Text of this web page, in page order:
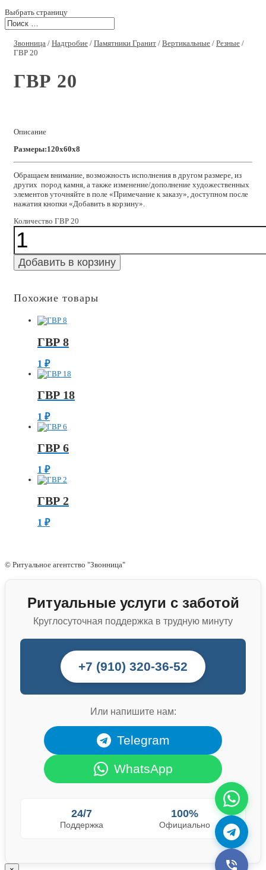
Выбрать страницу
Звонница / Надгробие / Памятники Гранит / Вертикальные / Резные /
ГВР 20
ГВР 20
Описание
Размеры:120x60x8
Обращаем внимание, возможность исполнения в другом размере, из
других пород камня, а также изменение/дополнение художественных
элементов уточняйте в поле «Примечание к заказу», доступном после
нажатия кнопки «Добавить в корзину».
Количество ГВР 20
Добавить в корзину
Похожие товары
ГВР 8
1 ₽
ГВР 18
1 ₽
ГВР 6
1 ₽
ГВР 2
1 ₽
© Ритуальное агентство "Звонница"
Ритуальные услуги с заботой
Круглосуточная поддержка в трудную минуту
+7 (910) 320-36-52
Или напишите нам:
Telegram
WhatsApp
24/7
Поддержка
100%
Официально